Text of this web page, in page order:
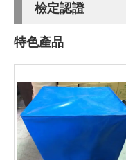
檢定認證
特色產品